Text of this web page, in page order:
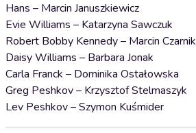
Hans – Marcin Januszkiewicz
Evie Williams – Katarzyna Sawczuk
Robert Bobby Kennedy – Marcin Czarnik
Daisy Williams – Barbara Jonak
Carla Franck – Dominika Ostałowska
Greg Peshkov – Krzysztof Stelmaszyk
Lev Peshkov – Szymon Kuśmider